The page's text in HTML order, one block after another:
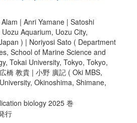
| Anri Yamane | Satoshi
Aquarium, Uozu City,
) | Noriyosi Sato ( Department
School of Marine Science and
Tokai University, Tokyo, Tokyo,
橋 教貴 | 小野 廣記 ( Oki MBS,
Okinoshima, Shimane,
biology 2025 巻
行